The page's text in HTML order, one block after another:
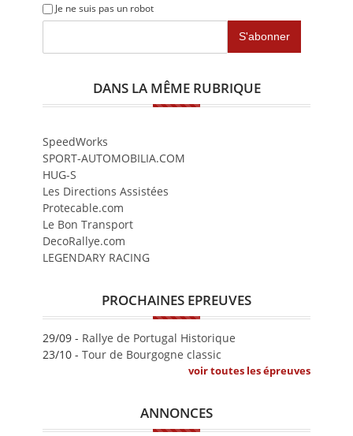
Je ne suis pas un robot
DANS LA MÊME RUBRIQUE
SpeedWorks
SPORT-AUTOMOBILIA.COM
HUG-S
Les Directions Assistées
Protecable.com
Le Bon Transport
DecoRallye.com
LEGENDARY RACING
PROCHAINES EPREUVES
29/09 - Rallye de Portugal Historique
23/10 - Tour de Bourgogne classic
voir toutes les épreuves
ANNONCES